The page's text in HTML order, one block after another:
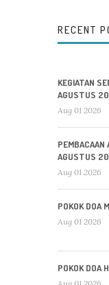
RECENT
KEGIATAN
AGUSTUS
Aug 01 2026
AGUSTUS
Aug 01 2026
POKOK DOA
Aug 01 2026
POKOK